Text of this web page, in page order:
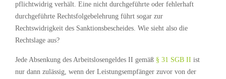
pflichtwidrig verhält. Eine nicht durchgeführte oder fehlerhaft
durchgeführte Rechtsfolgebelehrung führt sogar zur
Rechtswidrigkeit des Sanktionsbescheides. Wie sieht also die
Rechtslage aus?
Jede Absenkung des Arbeitslosengeldes II gemäß § 31 SGB II ist
nur dann zulässig, wenn der Leistungsempfänger zuvor von der